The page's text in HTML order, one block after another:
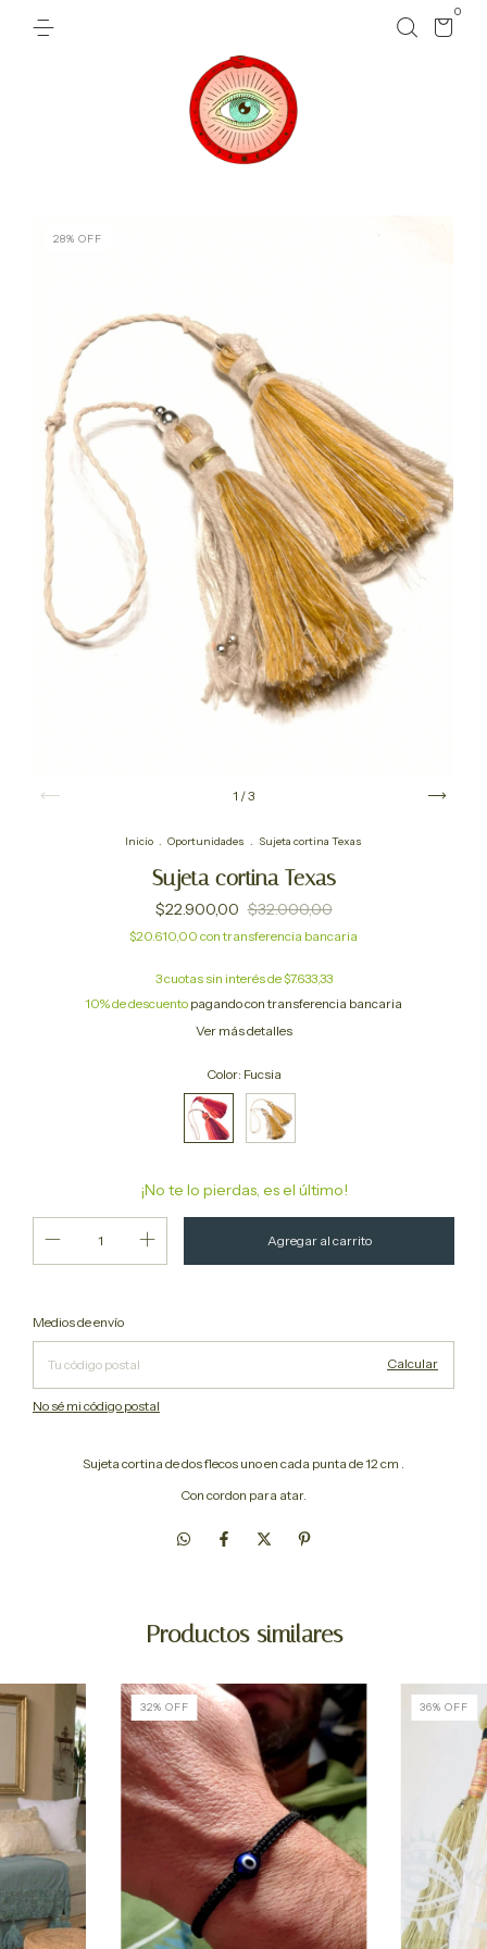
0
28% OFF
1 /3
Inicio . Oportunidades . Sujeta cortina Texas
Sujeta cortina Texas
$22.900,00 $32.000,00
$20.610,00 con transferencia bancaria
3cuotas sin interés de$7.633,33
10% de descuento pagando con transferencia bancaria
Ver más detalles
Color: Fucsia
¡No te lo pierdas, es el último!
Entregas para el CP:
Medios de envío
Calcular
No sé mi código postal
Sujeta cortina de dos flecos uno en cada punta de 12 cm .
Con cordon para atar.
Productos similares
32% OFF 36%OFF